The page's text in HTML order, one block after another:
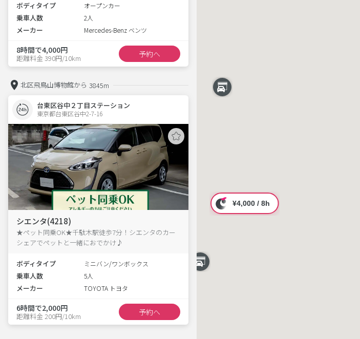
ボディタイプ オープンカー
乗車人数 2人
メーカー Mercedes-Benz ベンツ
8時間で4,000円
距離料金 390円/10km 予約へ
北区飛鳥山博物館から 3845m
台東区谷中２丁目ステーション
東京都台東区谷中2-7-16
シエンタ(4218)
★ペット同乗OK★千駄木駅徒歩7分！シエンタのカー
シェアでペットと一緒におでかけ♪
ボディタイプ ミニバン/ワンボックス
乗車人数 5人
メーカー TOYOTA トヨタ
6時間で2,000円
距離料金 200円/10km 予約へ